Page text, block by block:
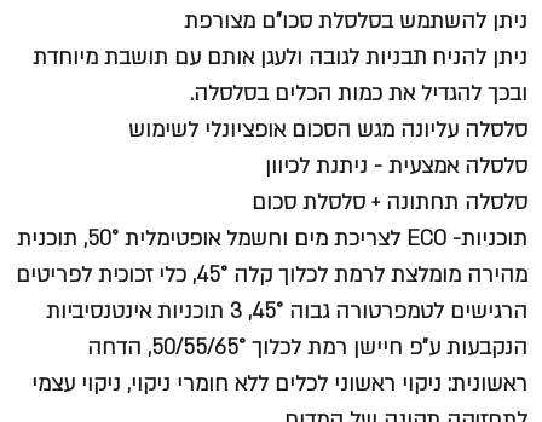
ניתן להשתמש בסלסלת סכו"ם מצורפת
ניתן להניח תבניות לגובה ולעגן אותם עם תושבת מיוחדת
ובכך להגדיל את כמות הכלים בסלסלה.
סלסלה עליונה מגש הסכום אופציונלי לשימוש
סלסלה אמצעית - ניתנת לכיוון
סלסלה תחתונה + סלסלת סכום
תוכניות- ECO לצריכת מים וחשמל אופטימלית 50°, תוכנית
מהירה מומלצת לרמת לכלוך קלה 45°, כלי זכוכית לפריטים
הרגישים לטמפרטורה גבוה 45°, 3 תוכניות אינטנסיביות
הנקבעות ע"פ חיישן רמת לכלוך 50/55/65°, הדחה
ראשונית: ניקוי ראשוני לכלים ללא חומרי ניקוי, ניקוי עצמי